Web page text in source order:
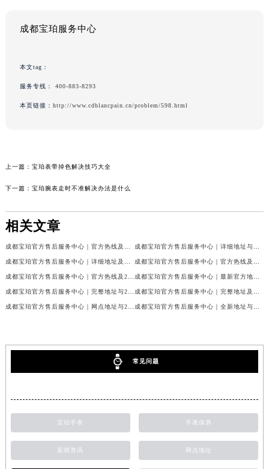
成都宝珀服务中心
本文tag：
服务专线： 400-883-8293
本页链接： http://www.cdblancpain.cn/problem/598.html
上一篇： 宝珀表带掉色解决技巧大全
下一篇： 宝珀腕表走时不准解决办法是什么
相关文章
成都宝珀官方售后服务中心｜官方热线及门店地址权威信息公示（2026年7月最新） 成都宝珀官方售后服务中心｜详细地址与官方服务热线权威信息公示（2026年7月最新）
成都宝珀官方售后服务中心｜详细地址及服务电话权威信息公示（2026年7月最新） 成都宝珀官方售后服务中心｜官方热线及全部网点地址权威信息公示（2026年7月最新）
成都宝珀官方售后服务中心｜官方热线及24小时维修地址权威信息公示（2026年7月最新） 成都宝珀官方售后服务中心｜最新官方地址和维修热线权威信息公示（2026年7月最新）
成都宝珀官方售后服务中心｜完整地址与24小时售后热线权威信息公示（2026年7月最新） 成都宝珀官方售后服务中心｜完整地址及服务热线权威信息公示（2026年7月最新）
成都宝珀官方售后服务中心｜网点地址与24小时服务电话权威信息公示（2026年7月最新） 成都宝珀官方售后服务中心｜全新地址与官方售后热线权威信息公示（2026年7月最新）
常见问题
宝珀手表 手表保养
新闻资讯 网点地址